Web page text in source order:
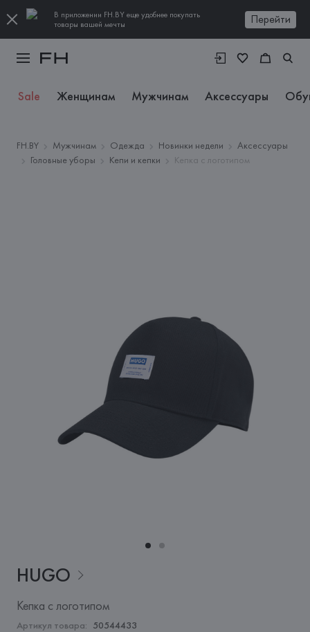
В приложении FH.BY еще удобнее покупать
товары вашей мечты
Перейти
Sale Женщинам Мужчинам Аксессуары
FH.BY Мужчинам Одежда Новинки недели
Аксессуары
Головные уборы
Кепи и кепки Кепка с логотипом
HUGO
Кепка с логотипом
Артикул товара: 50544433